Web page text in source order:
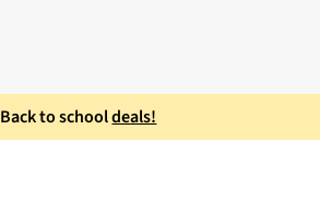
Back to schooldeals!